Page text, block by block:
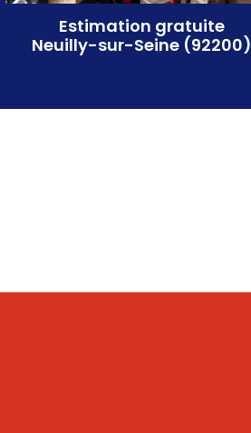
CONTACT DIRECT
Estimation gratuite
Neuilly-sur-Seine (92200)